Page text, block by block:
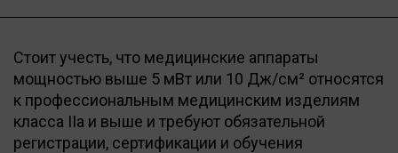
Стоит учесть, что медицинские аппараты
мощностью выше 5 мВт или 10 Дж/см² относятся
к профессиональным медицинским изделиям
класса IIа и выше и требуют обязательной
регистрации, сертификации и обучения